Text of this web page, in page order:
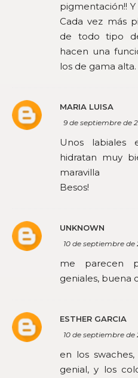
pigmentación!!
Cada vez más
de todo tipo
hacen una
los de gama alta.
MARIA LUISA
9 de septiembre de
Unos labiales
hidratan muy
maravilla
Besos!
UNKNOWN
10 de septiembre de
me parecen
geniales, buena
ESTHER GARCIA
10 de septiembre de
en los
genial, y los